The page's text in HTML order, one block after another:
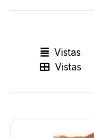
Vistas
Vistas